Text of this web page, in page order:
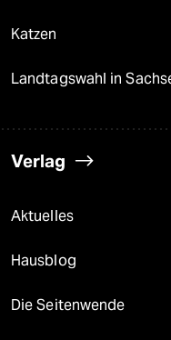
Katzen
Landtagswahl in
Verlag
Aktuelles
Hausblog
Die Seitenwende